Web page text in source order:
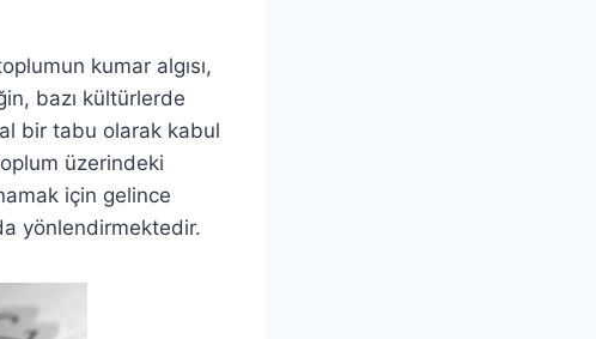
kumar algısı,
bazı kültürlerde
bir tabu olarak kabul
üzerindeki
için gelince
yönlendirmektedir.